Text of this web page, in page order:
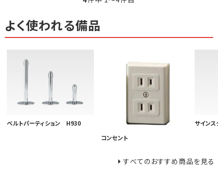
よく使われる備品
ベルトパーティション H930
コンセント
サインス
すべてのおすすめ商品を見る